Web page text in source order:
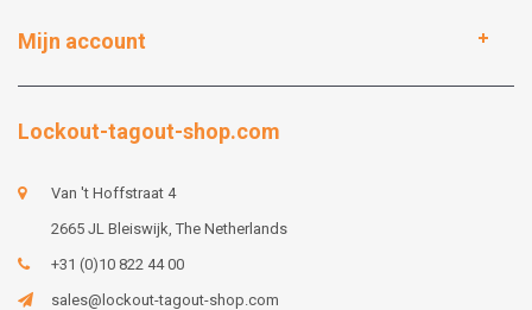
Mijn account
Lockout-tagout-shop.com
Van 't Hoffstraat 4
2665 JL Bleiswijk, The Netherlands
+31 (0)10 822 44 00
sales@lockout-tagout-shop.com